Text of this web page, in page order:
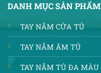
DANH MỤC SẢN PHẨM
TAY NẮM CỬA TỦ
TAY NẮM ÂM TỦ
TAY NẮM TỦ ĐA MÀU